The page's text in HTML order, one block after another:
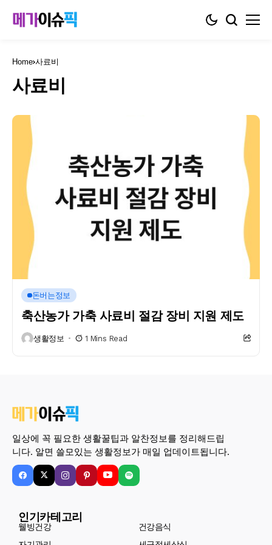
Home 사료비
사료비
돈버는정보
축산농가 가축 사료비 절감 장비 지원 제도
생활정보 1 Mins Read
일상에 꼭 필요한 생활꿀팁과 알찬정보를 정리해드립
니다. 알면 쓸모있는 생활정보가 매일 업데이트됩니다.
인기카테고리
웰빙건강
건강음식